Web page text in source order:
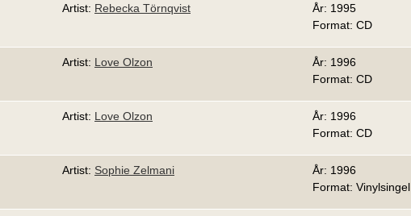
Artist: Rebecka Törnqvist
År: 1995
Format: CD
Artist: Love Olzon
År: 1996
Format: CD
Artist: Love Olzon
År: 1996
Format: CD
Artist: Sophie Zelmani
År: 1996
Format: Vinylsingel